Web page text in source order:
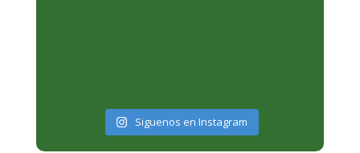
Siguenos en Instagram